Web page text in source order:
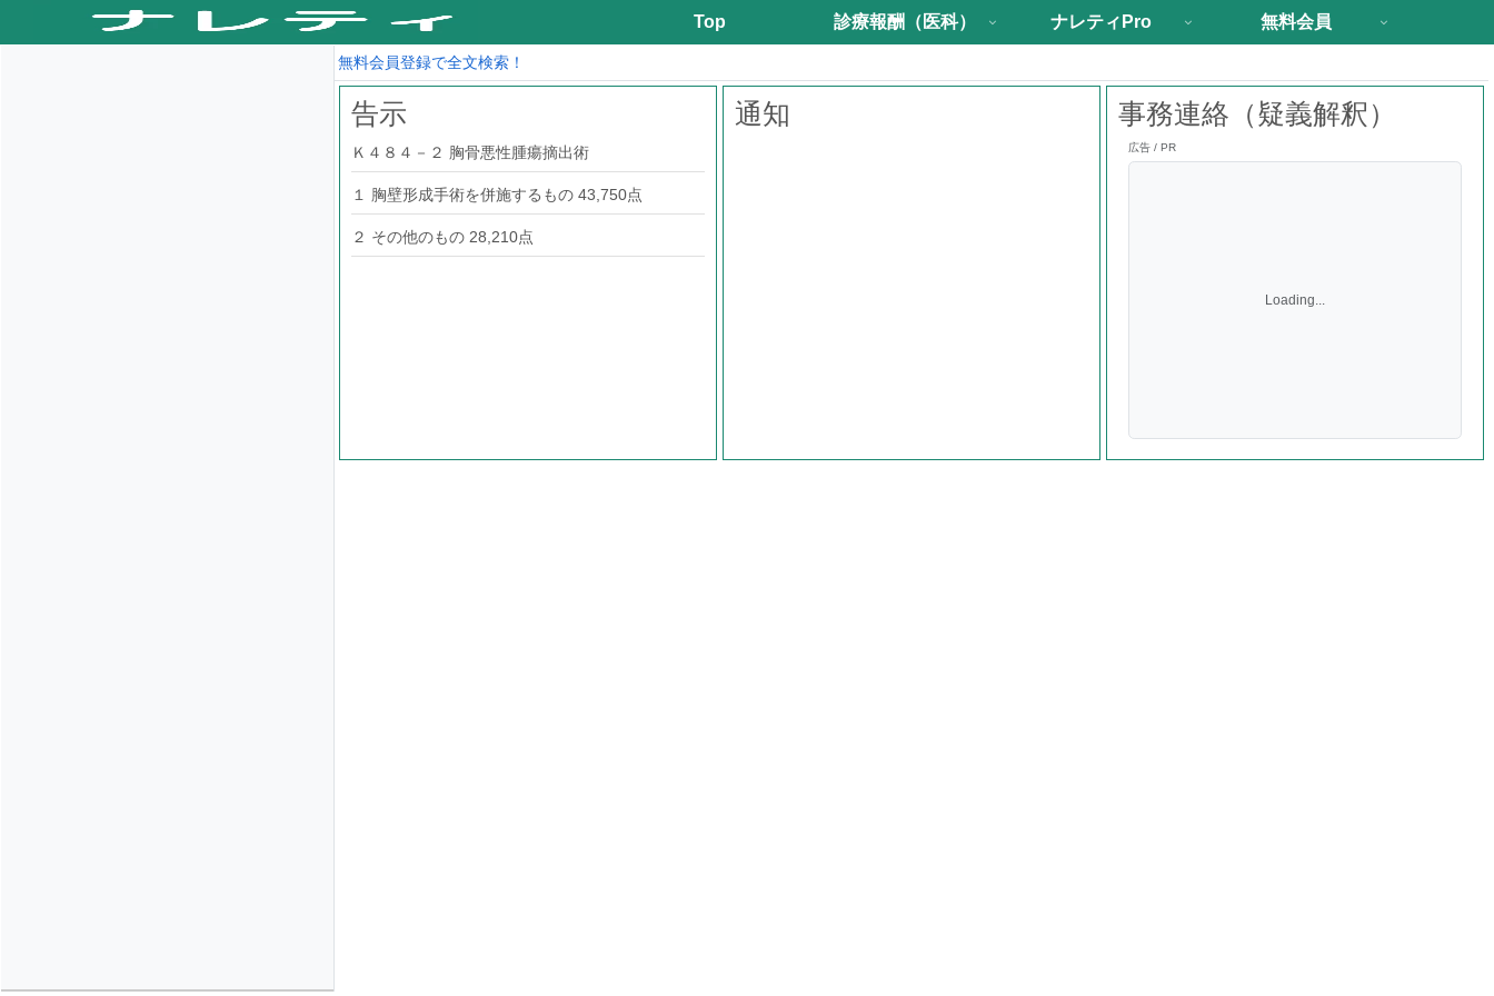
Top 診療報酬（医科） ナレティPro 無料会員
無料会員登録で全文検索！
告示
Ｋ４８４－２ 胸骨悪性腫瘍摘出術
１ 胸壁形成手術を併施するもの 43,750点
２ その他のもの 28,210点
通知 事務連絡（疑義解釈）
広告 / PR
Loading...